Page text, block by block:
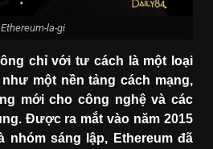
Ethereum-la-gi
chỉ với tư cách là một loại
một nền tảng cách mạng,
mới cho công nghệ và các
Được ra mắt vào năm 2015
nhóm sáng lập, Ethereum đã